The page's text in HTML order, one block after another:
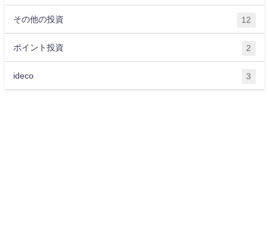
その他の投資 12
ポイント投資 2
ideco 3